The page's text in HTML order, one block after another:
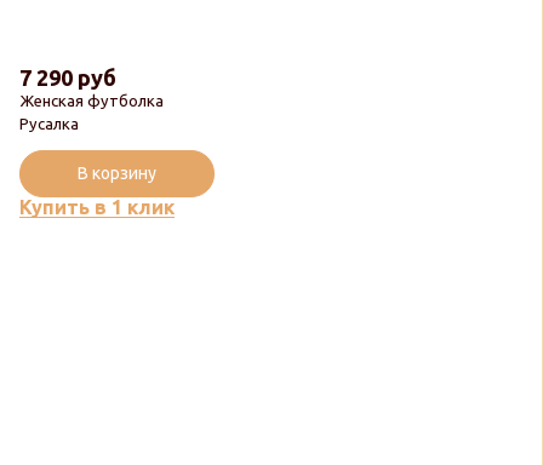
Женская футболка
Русалка
7 290 руб
Купить в 1 клик
В корзину